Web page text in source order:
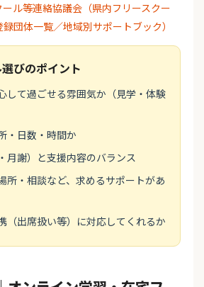
ル等連絡協議会（県内フリースクー
団体一覧／地域別サポートブック）
びのポイント
して過ごせる雰囲気か（見学・体験
・日数・時間か
月謝）と支援内容のバランス
所・相談など、求めるサポートがあ
（出席扱い等）に対応してくれるか